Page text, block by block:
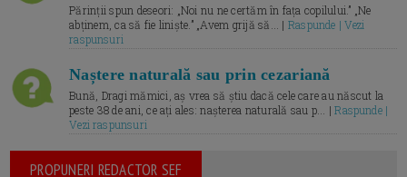
Părinții spun deseori: „Noi nu ne certăm în fața copilului.” „Ne
abținem, ca să fie liniște.” „Avem grijă să... | Raspunde | Vezi
raspunsuri
Naștere naturală sau prin cezariană
Bună, Dragi mămici, aș vrea să știu dacă cele care au născut la
peste 38 de ani, ce ați ales: nașterea naturală sau p... |Raspunde |
Vezi raspunsuri
PROPUNERI REDACTOR SEF